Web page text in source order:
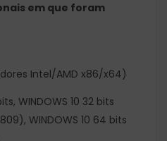
em que foram
Intel/AMD x86/x64)
WINDOWS 10 32 bits
WINDOWS 10 64 bits